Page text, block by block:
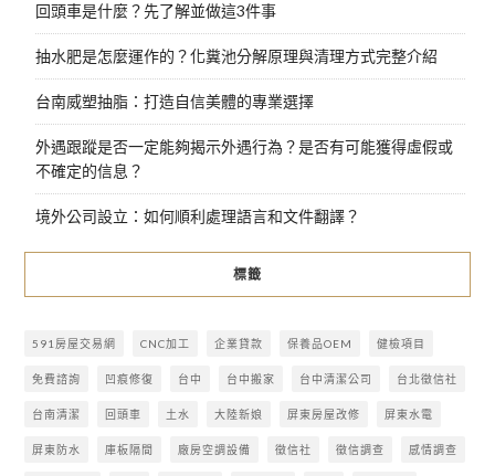
回頭車是什麼？先了解並做這3件事
抽水肥是怎麼運作的？化糞池分解原理與清理方式完整介紹
台南威塑抽脂：打造自信美體的專業選擇
外遇跟蹤是否一定能夠揭示外遇行為？是否有可能獲得虛假或
不確定的信息？
境外公司設立：如何順利處理語言和文件翻譯？
標籤
591房屋交易網 CNC加工 企業貸款 保養品OEM 健檢項目
免費諮詢 凹痕修復 台中 台中搬家 台中清潔公司 台北徵信社
台南清潔 回頭車 土水 大陸新娘 屏東房屋改修 屏東水電
屏東防水 庫板隔間 廠房空調設備 徵信社 徵信調查 感情調查